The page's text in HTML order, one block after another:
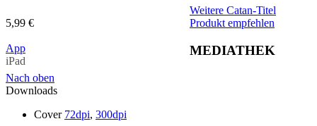
5,99 €
App
iPad
Weitere Catan-Titel
Produkt empfehlen
MEDIATHEK
Nach oben
Downloads
Cover 72dpi, 300dpi